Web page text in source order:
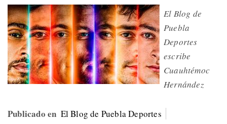
El Blog de
Puebla
Deportes
escribe
Cuauhtémoc
Hernández
Publicado en El Blog de Puebla Deportes